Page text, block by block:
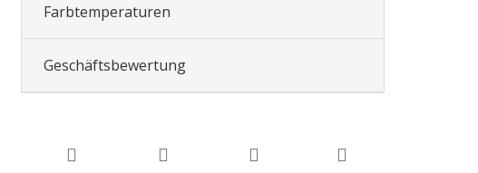
Farbtemperaturen
Geschäftsbewertung